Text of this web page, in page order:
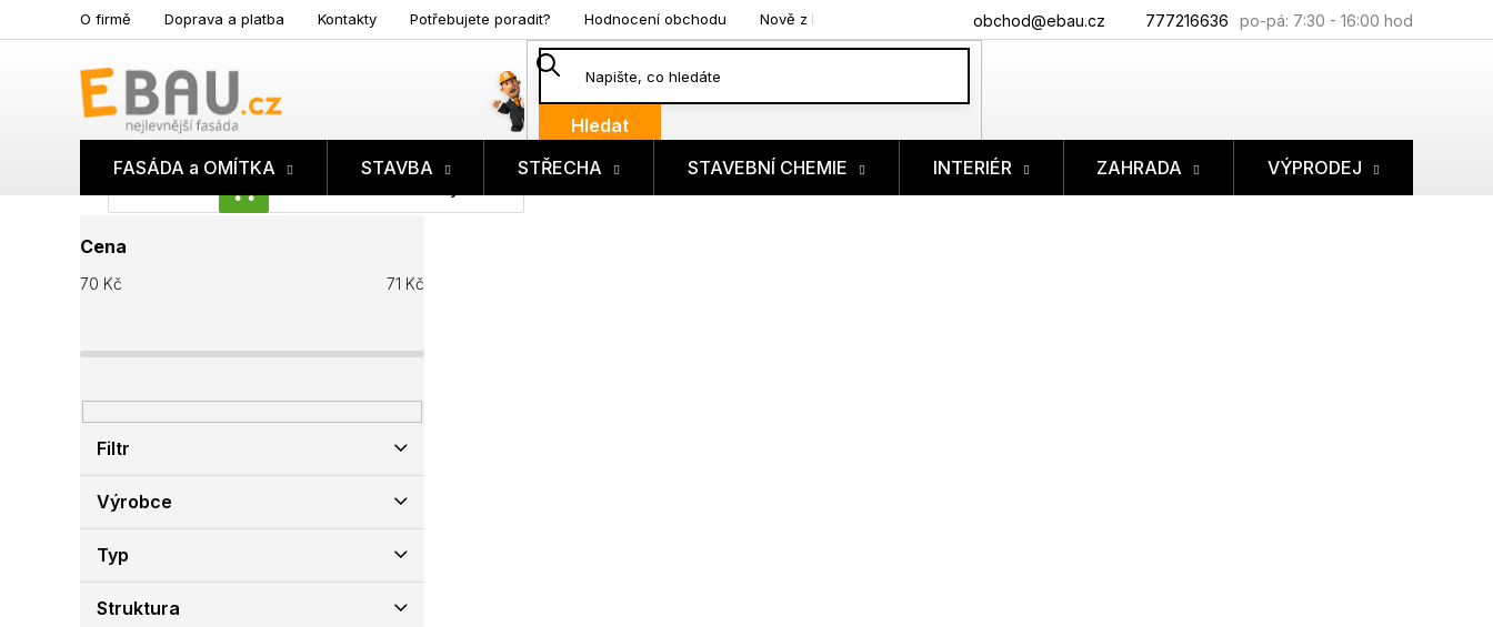
na
777216636
obchod@ebau.cz
O firmě Doprava a platba Kontakty Potřebujete poradit? Hodnocení obchodu Nově z blogu
Hledat
NÁKUPNÍ
FASÁDA a OMÍTKA STAVBA STŘECHA STAVEBNÍ CHEMIE INTERIÉR ZAHRADA VÝPRODEJ
o
s
a
n
í
a
Cena
70 Kč 71 Kč
Filtr
Výrobce
Typ
Struktura